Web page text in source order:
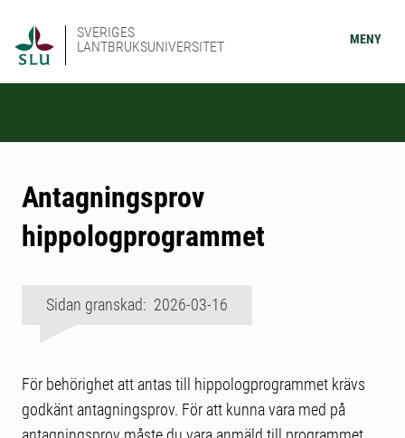
SVERIGES
LANTBRUKSUNIVERSITET
MENY
Antagningsprov
hippologprogrammet
Sidan granskad: 2026-03-16
För behörighet att antas till hippologprogrammet krävs
godkänt antagningsprov. För att kunna vara med på